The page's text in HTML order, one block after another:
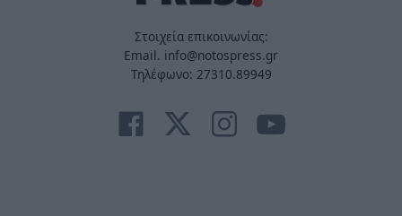
Στοιχεία επικοινωνίας:
Email. info@notospress.gr
Τηλέφωνο: 27310.89949